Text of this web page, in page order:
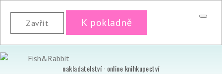
Zavřít K pokladně
nakladatelství · online knihkupectví